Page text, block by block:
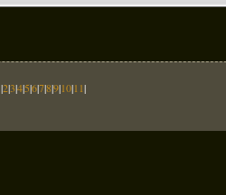
|2|3|4|5|6|7|8|9|10|11|